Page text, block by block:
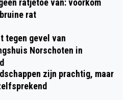
ratjetoe van: voorkom
rat
tegen gevel van
Norschoten in
zijn prachtig, maar